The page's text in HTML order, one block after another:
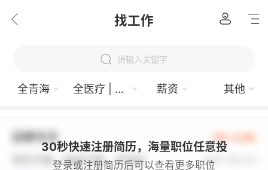
找工作
请输入关键字
全青海 全医疗 | 制药 | 环保 薪资 其他
30秒快速注册简历，海量职位任意投
登录或注册简历后可以查看更多职位